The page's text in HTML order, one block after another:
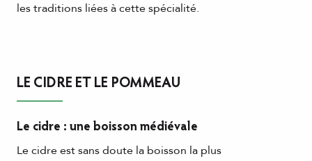
les traditions liées à cette spécialité.
LE CIDRE ET LE POMMEAU
Le cidre : une boisson médiévale
Le cidre est sans doute la boisson la plus